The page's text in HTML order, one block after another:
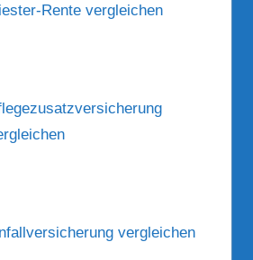
Rente vergleichen
vergleichen